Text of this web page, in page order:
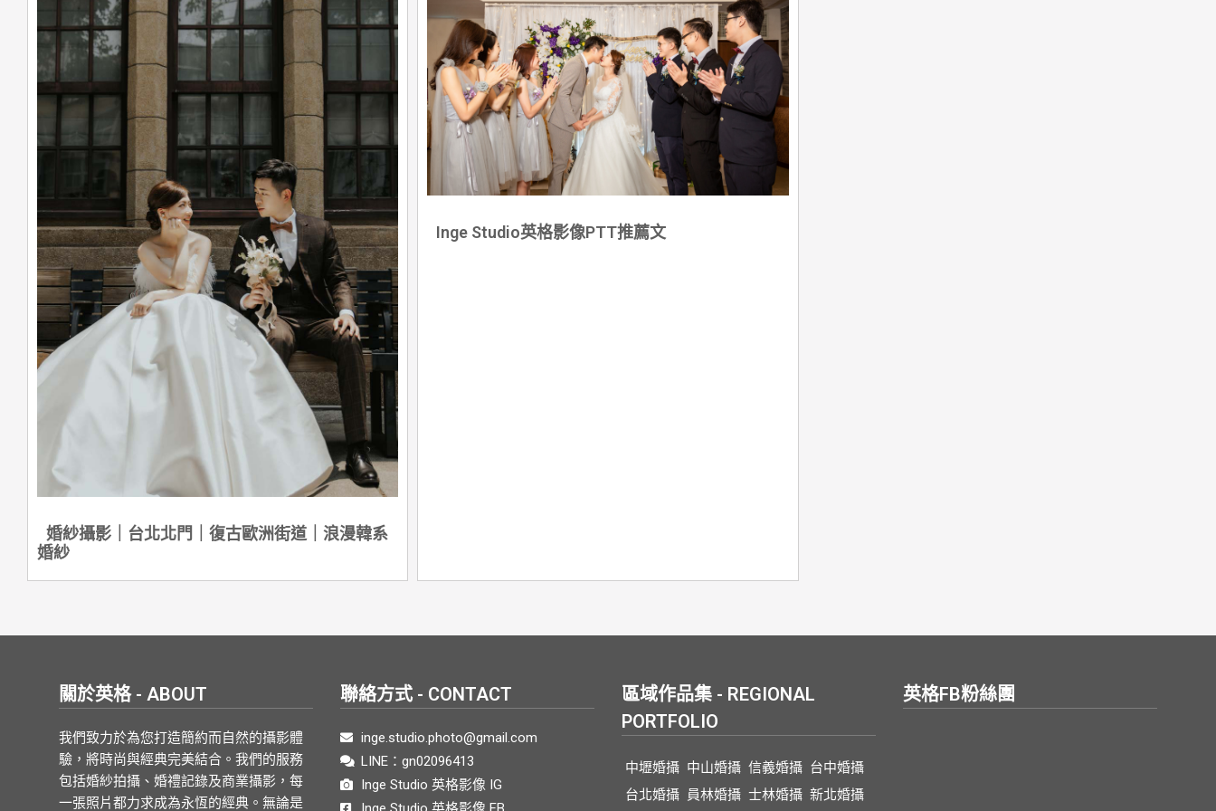
婚紗攝影｜台北北門｜復古歐洲街道｜浪漫韓系
婚紗
Inge Studio英格影像PTT推薦文
關於英格 - ABOUT
我們致力於為您打造簡約而自然的攝影體
驗，將時尚與經典完美結合。我們的服務
包括婚紗拍攝、婚禮記錄及商業攝影，每
一張照片都力求成為永恆的經典。無論是
聯絡方式 - CONTACT
inge.studio.photo@gmail.com
LINE：gn02096413
Inge Studio 英格影像 IG
區域作品集 - REGIONAL
PORTFOLIO
中壢婚攝 中山婚攝 信義婚攝 台中婚攝
台北婚攝 員林婚攝 士林婚攝 新北婚攝
英格FB粉絲團